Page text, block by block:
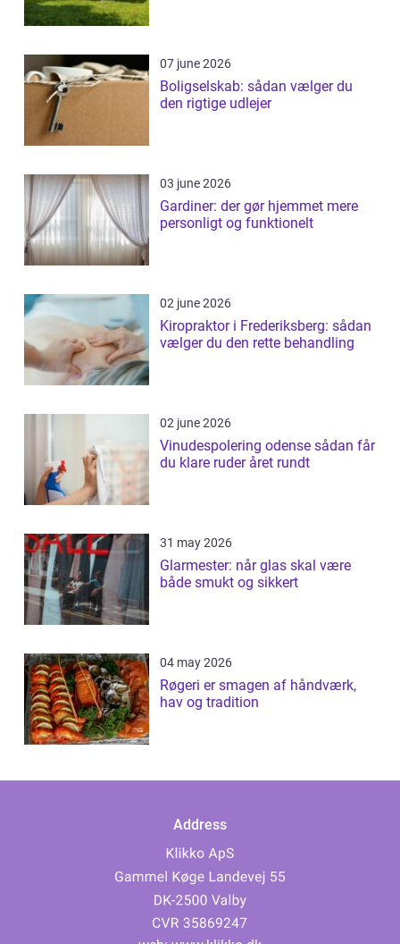
07 june 2026
Boligselskab: sådan vælger du
den rigtige udlejer
03 june 2026
Gardiner: der gør hjemmet mere
personligt og funktionelt
02 june 2026
Kiropraktor i Frederiksberg: sådan
vælger du den rette behandling
02 june 2026
Vinudespolering odense sådan får
du klare ruder året rundt
31 may 2026
Glarmester: når glas skal være
både smukt og sikkert
04 may 2026
Røgeri er smagen af håndværk,
hav og tradition
Address